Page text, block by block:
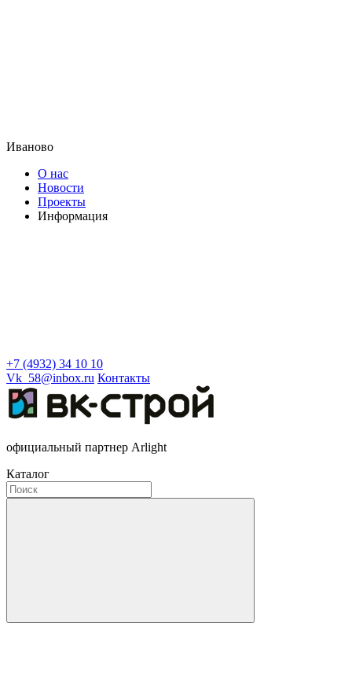
Иваново
О нас
Новости
Проекты
Информация
+7 (4932) 34 10 10
Vk_58@inbox.ru Контакты
официальный партнер Arlight
Каталог